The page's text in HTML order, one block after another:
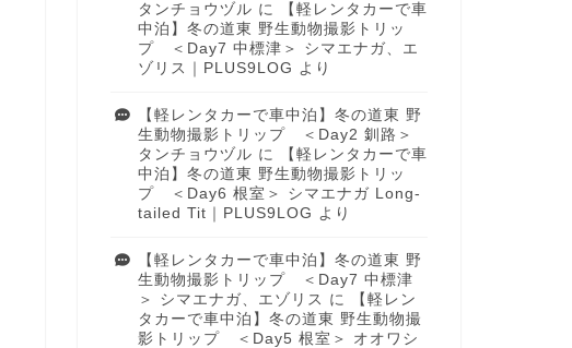
タンチョウヅル に
【軽レンタカーで車
中泊】冬の道東 野生動物撮影トリッ
プ ＜Day7 中標津＞ シマエナガ、エ
ゾリス｜PLUS9LOG より
【軽レンタカーで車中泊】冬の道東 野
生動物撮影トリップ ＜Day2 釧路＞
タンチョウヅル に
【軽レンタカーで車
中泊】冬の道東 野生動物撮影トリッ
プ ＜Day6 根室＞ シマエナガ Long-
tailed Tit｜PLUS9LOG より
【軽レンタカーで車中泊】冬の道東 野
生動物撮影トリップ ＜Day7 中標津
＞ シマエナガ、エゾリス に
【軽レン
タカーで車中泊】冬の道東 野生動物撮
影トリップ ＜Day5 根室＞ オオワシ